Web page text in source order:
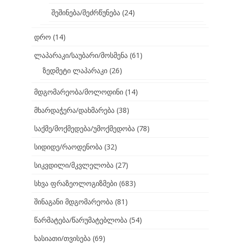
შეშინება/შეძრწუნება (24)
დრო (14)
ლაპარაკი/საუბარი/მოსმენა (61)
ზედმეტი ლაპარაკი (26)
მდგომარეობა/მოლოდინი (14)
მხარდაჭერა/დახმარება (38)
საქმე/მოქმედება/უმოქმედობა (78)
სიდიდე/რაოდენობა (32)
სიკვდილი/მკვლელობა (27)
სხვა ფრაზეოლოგიზმები (683)
შინაგანი მდგომარეობა (81)
წარმატება/წარუმატებლობა (54)
ხასიათი/თვისება (69)